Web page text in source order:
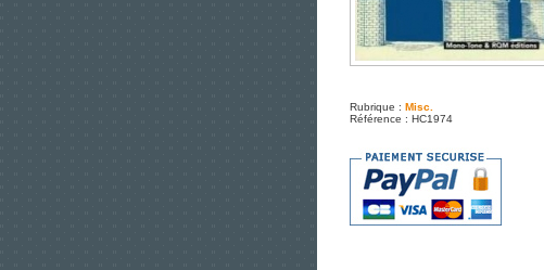
Rubrique : Misc.
Référence : HC1974